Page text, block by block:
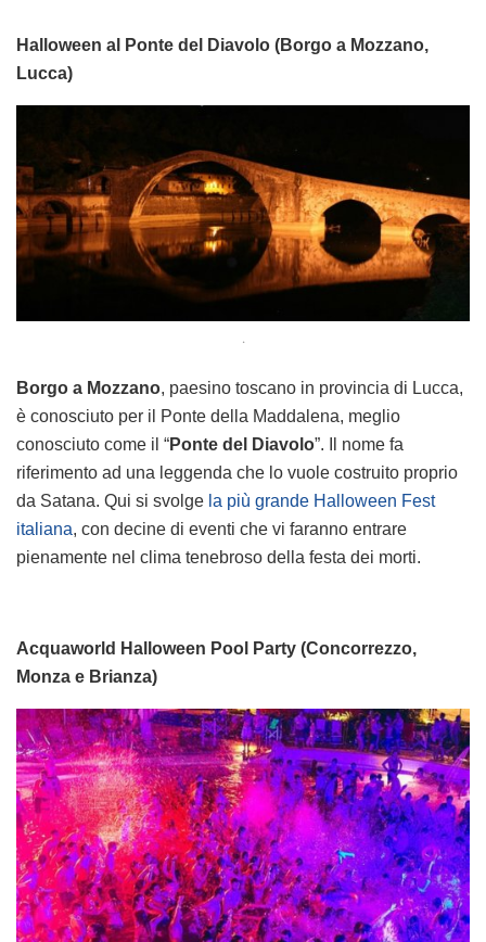
Halloween al Ponte del Diavolo (Borgo a Mozzano,
Lucca)
.
Borgo a Mozzano, paesino toscano in provincia di Lucca,
è conosciuto per il Ponte della Maddalena, meglio
conosciuto come il “Ponte del Diavolo”. Il nome fa
riferimento ad una leggenda che lo vuole costruito proprio
da Satana. Qui si svolge la più grande Halloween Fest
italiana, con decine di eventi che vi faranno entrare
pienamente nel clima tenebroso della festa dei morti.
Acquaworld Halloween Pool Party (Concorrezzo,
Monza e Brianza)